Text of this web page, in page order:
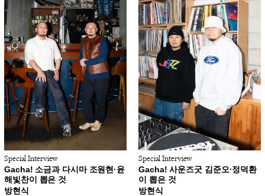
Special Interview
Gacha! 소금과 다시마 조원현·윤
해빛찬이 뽑은 것
방현식
Special Interview
Gacha! 사운즈굿 김준오·정덕환
이 뽑은 것
방현식